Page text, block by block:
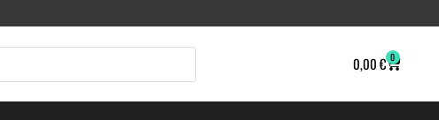
0,00€ 0